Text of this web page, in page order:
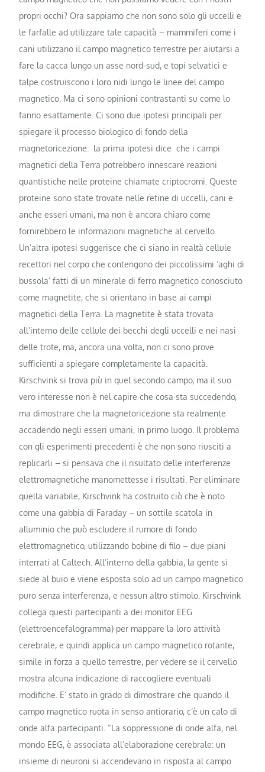
propri occhi? Ora sappiamo che non sono solo gli uccelli e
le farfalle ad utilizzare tale capacità – mammiferi come i
cani utilizzano il campo magnetico terrestre per aiutarsi a
fare la cacca lungo un asse nord-sud, e topi selvatici e
talpe costruiscono i loro nidi lungo le linee del campo
magnetico. Ma ci sono opinioni contrastanti su come lo
fanno esattamente. Ci sono due ipotesi principali per
spiegare il processo biologico di fondo della
magnetoricezione: la prima ipotesi dice che i campi
magnetici della Terra potrebbero innescare reazioni
quantistiche nelle proteine chiamate criptocromi. Queste
proteine sono state trovate nelle retine di uccelli, cani e
anche esseri umani, ma non è ancora chiaro come
fornirebbero le informazioni magnetiche al cervello.
Un’altra ipotesi suggerisce che ci siano in realtà cellule
recettori nel corpo che contengono dei piccolissimi ‘aghi di
bussola’ fatti di un minerale di ferro magnetico conosciuto
come magnetite, che si orientano in base ai campi
magnetici della Terra. La magnetite è stata trovata
all’interno delle cellule dei becchi degli uccelli e nei nasi
delle trote, ma, ancora una volta, non ci sono prove
sufficienti a spiegare completamente la capacità.
Kirschvink si trova più in quel secondo campo, ma il suo
vero interesse non è nel capire che cosa sta succedendo,
ma dimostrare che la magnetoricezione sta realmente
accadendo negli esseri umani, in primo luogo. Il problema
con gli esperimenti precedenti è che non sono riusciti a
replicarli – si pensava che il risultato delle interferenze
elettromagnetiche manomettesse i risultati. Per eliminare
quella variabile, Kirschvink ha costruito ciò che è noto
come una gabbia di Faraday – un sottile scatola in
alluminio che può escludere il rumore di fondo
elettromagnetico, utilizzando bobine di filo – due piani
interrati al Caltech. All’interno della gabbia, la gente si
siede al buio e viene esposta solo ad un campo magnetico
puro senza interferenza, e nessun altro stimolo. Kirschvink
collega questi partecipanti a dei monitor EEG
(elettroencefalogramma) per mappare la loro attività
cerebrale, e quindi applica un campo magnetico rotante,
simile in forza a quello terrestre, per vedere se il cervello
mostra alcuna indicazione di raccogliere eventuali
modifiche. E’ stato in grado di dimostrare che quando il
campo magnetico ruota in senso antiorario, c’è un calo di
onde alfa partecipanti. “La soppressione di onde alfa, nel
mondo EEG, è associata all’elaborazione cerebrale: un
insieme di neuroni si accendevano in risposta al campo